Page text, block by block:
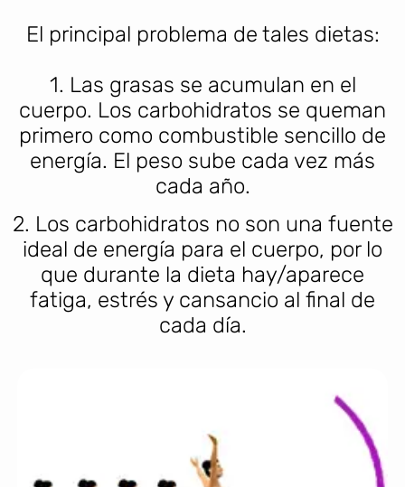
El principal problema de tales dietas:
1. Las grasas se acumulan en el
cuerpo. Los carbohidratos se queman
primero como combustible sencillo de
energía. El peso sube cada vez más
cada año.
2. Los carbohidratos no son una fuente
ideal de energía para el cuerpo, por lo
que durante la dieta hay/aparece
fatiga, estrés y cansancio al final de
cada día.